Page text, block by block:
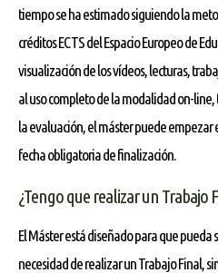
tiempo se ha estimado siguiendo la
créditos ECTS del Espacio Europeo de
visualización de los vídeos, lecturas,
al uso completo de la modalidad on-
la evaluación, el máster puede
fecha obligatoria de finalización.
¿Tengo que realizar un Trabajo
El Máster está diseñado para que pueda
necesidad de realizar un Trabajo Final,